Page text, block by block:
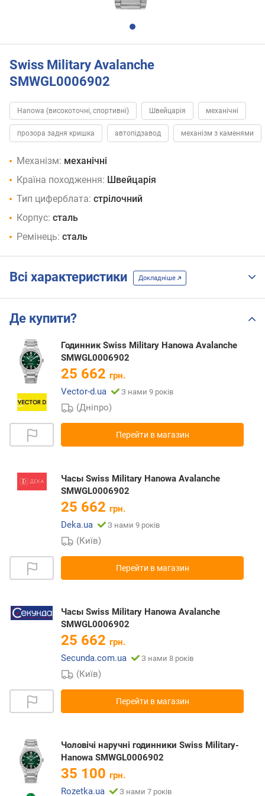
Swiss Military Avalanche
SMWGL0006902
Hanowa (високоточні, спортивні) Швейцарія механічні
прозора задня кришка автопідзавод механізм з каменями
Механізм: механічні
Країна походження: Швейцарія
Тип циферблата: стрілочний
Корпус: сталь
Ремінець: сталь
Всі характеристики Докладніше
Де купити?
Годинник Swiss Military Hanowa Avalanche
SMWGL0006902
25 662 грн.
Vector-d.ua
З нами 9 років
(Дніпро)
Перейти в магазин
Часы Swiss Military Hanowa Avalanche
SMWGL0006902
25 662 грн.
Deka.ua
З нами 9 років
(Київ)
Перейти в магазин
Часы Swiss Military Hanowa Avalanche
SMWGL0006902
25 662 грн.
Secunda.com.ua
З нами 8 років
(Київ)
Перейти в магазин
Чоловічі наручні годинники Swiss Military-
Hanowa SMWGL0006902
35 100 грн.
Rozetka.ua
З нами 7 років